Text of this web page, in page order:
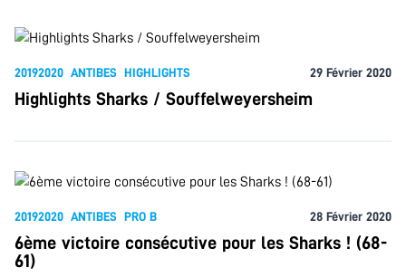
20192020 ANTIBES HIGHLIGHTS 29 Février 2020
Highlights Sharks / Souffelweyersheim
20192020 ANTIBES PRO B 28 Février 2020
6ème victoire consécutive pour les Sharks ! (68-
61)